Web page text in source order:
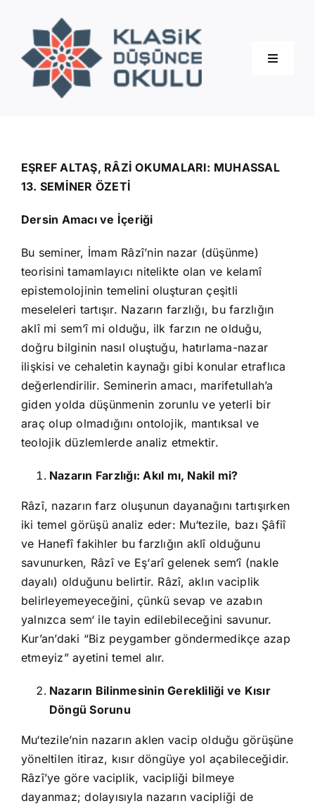
content
Toggle
Eğitimler
İletişim
EŞREF ALTAŞ, RÂZİ OKUMALARI: MUHASSAL
13. SEMİNER ÖZETİ
Dersin Amacı ve İçeriği
Bu seminer, İmam Râzî’nin nazar (düşünme)
teorisini tamamlayıcı nitelikte olan ve kelamî
epistemolojinin temelini oluşturan çeşitli
meseleleri tartışır. Nazarın farzlığı, bu farzlığın
aklî mi sem‘î mi olduğu, ilk farzın ne olduğu,
doğru bilginin nasıl oluştuğu, hatırlama-nazar
ilişkisi ve cehaletin kaynağı gibi konular etraflıca
değerlendirilir. Seminerin amacı, marifetullah’a
giden yolda düşünmenin zorunlu ve yeterli bir
araç olup olmadığını ontolojik, mantıksal ve
teolojik düzlemlerde analiz etmektir.
Nazarın Farzlığı: Akıl mı, Nakil mi?
Râzî, nazarın farz oluşunun dayanağını tartışırken
iki temel görüşü analiz eder: Mu‘tezile, bazı Şâfiî
ve Hanefî fakihler bu farzlığın aklî olduğunu
savunurken, Râzî ve Eş‘arî gelenek sem‘î (nakle
dayalı) olduğunu belirtir. Râzî, aklın vaciplik
belirleyemeyeceğini, çünkü sevap ve azabın
yalnızca sem‘ ile tayin edilebileceğini savunur.
Kur’an’daki “Biz peygamber göndermedikçe azap
etmeyiz” ayetini temel alır.
Nazarın Bilinmesinin Gerekliliği ve Kısır
Döngü Sorunu
Mu‘tezile’nin nazarın aklen vacip olduğu görüşüne
yöneltilen itiraz, kısır döngüye yol açabileceğidir.
Râzî’ye göre vaciplik, vacipliği bilmeye
dayanmaz; dolayısıyla nazarın vacipliği de